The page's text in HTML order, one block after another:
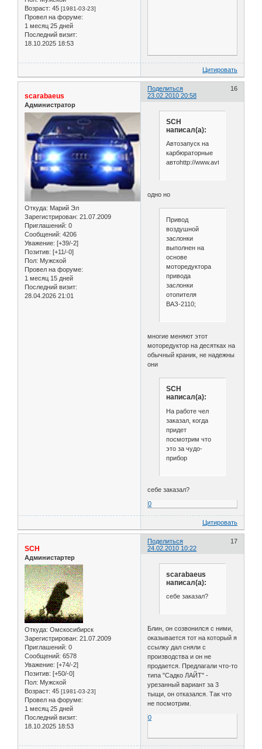
Возраст: 45 [1981-03-23]
Провел на форуме:
1 месяц 25 дней
Последний визит:
18.10.2025 18:53
Цитировать
Поделиться
16
23.02.2010 20:58
scarabaeus
Администратор
Откуда: Марий Эл
Зарегистрирован: 21.07.2009
Приглашений: 0
Сообщений: 4206
Уважение: [+39/-2]
Позитив: [+11/-0]
Пол: Мужской
Провел на форуме:
1 месяц 15 дней
Последний визит:
28.04.2026 21:01
SCH
написал(а):
Автозапуск на
карбюраторные
автоhttp://www.avtomgn.ru/
одно но
Привод
воздушной
заслонки
выполнен на
основе
моторедуктора
привода
заслонки
отопителя
ВАЗ-2110;
многие меняют этот
моторедуктор на десятках на
обычный краник, не надежны
они
SCH
написал(а):
На работе чел
заказал, когда
придет
посмотрим что
это за чудо-
прибор
себе заказал?
0
Цитировать
Поделиться
17
24.02.2010 10:22
SCH
Администартер
Откуда: Омскосибирск
Зарегистрирован: 21.07.2009
Приглашений: 0
Сообщений: 6578
Уважение: [+74/-2]
Позитив: [+50/-0]
Пол: Мужской
Возраст: 45 [1981-03-23]
Провел на форуме:
1 месяц 25 дней
Последний визит:
18.10.2025 18:53
scarabaeus
написал(а):
себе заказал?
Блин, он созвонился с ними,
оказывается тот на который я
ссылку дал сняли с
производства и он не
продается. Предлагали что-то
типа "Садко ЛАЙТ" -
урезанный вариант за 3
тыщи, он отказался. Так что
не посмотрим.
0